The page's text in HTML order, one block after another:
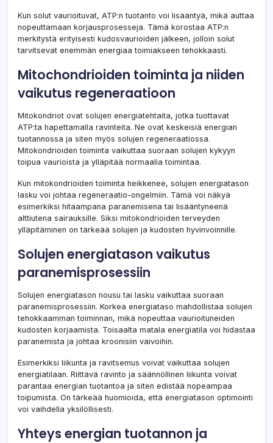
Kun solut vaurioituvat, ATP:n tuotanto voi lisääntyä, mikä auttaa
nopeuttamaan korjausprosesseja. Tämä korostaa ATP:n
merkitystä erityisesti kudosvaurioiden jälkeen, jolloin solut
tarvitsevat enemmän energiaa toimiakseen tehokkaasti.
Mitochondrioiden toiminta ja niiden
vaikutus regeneraatioon
Mitokondriot ovat solujen energiatehtaita, jotka tuottavat
ATP:ta hapettamalla ravinteita. Ne ovat keskeisiä energian
tuotannossa ja siten myös solujen regeneraatiossa.
Mitokondrioiden toiminta vaikuttaa suoraan solujen kykyyn
toipua vaurioista ja ylläpitää normaalia toimintaa.
Kun mitokondrioiden toiminta heikkenee, solujen energiatason
lasku voi johtaa regeneraatio-ongelmiin. Tämä voi näkyä
esimerkiksi hitaampana paranemisena tai lisääntyneenä
alttiutena sairauksille. Siksi mitokondrioiden terveyden
ylläpitäminen on tärkeää solujen ja kudosten hyvinvoinnille.
Solujen energiatason vaikutus
paranemisprosessiin
Solujen energiatason nousu tai lasku vaikuttaa suoraan
paranemisprosessiin. Korkea energiataso mahdollistaa solujen
tehokkaamman toiminnan, mikä nopeuttaa vaurioituneiden
kudosten korjaamista. Toisaalta matala energiatila voi hidastaa
paranemista ja johtaa kroonisiin vaivoihin.
Esimerkiksi liikunta ja ravitsemus voivat vaikuttaa solujen
energiatilaan. Riittävä ravinto ja säännöllinen liikunta voivat
parantaa energian tuotantoa ja siten edistää nopeampaa
toipumista. On tärkeää huomioida, että energiatason optimointi
voi vaihdella yksilöllisesti.
Yhteys energian tuotannon ja